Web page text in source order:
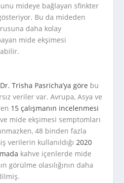
mideye bağlayan sfinkter
Bu da mideden
daha kolay
mide ekşimesi
Trisha Pasricha’ya göre bu
veriler var. Avrupa, Asya ve
15 çalışmanın incelenmesi
mide ekşimesi semptomları
48 binden fazla
verilerin kullanıldığı 2020
kahve içenlerde mide
görülme olasılığının daha